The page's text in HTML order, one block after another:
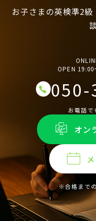
お子さまの英検準2
OPEN
050-
お電話で
オン
※合格まで